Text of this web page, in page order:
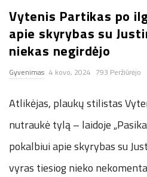
n
.
n
e
t
Vytenis Partikas po
apie skyrybas su
niekas negirdėjo
Gyvenimas 4 kovo, 2024 793 Peržiūrėjo
Atlikėjas, plaukų stilistas
nutraukė tylą – laidoje
pokalbiui apie skyrybas su
vyras tiesiog nieko